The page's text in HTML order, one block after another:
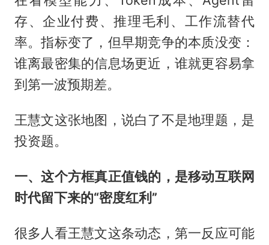
存、企业付费、推理毛利、工作流替代
率。指标变了，但早期竞争的本质没变：
谁离最密集的信息场更近，谁就更容易拿
到第一波预期差。
王慧文这张地图，说白了不是地理题，是
投资题。
一、这个方框真正值钱的，是移动互联网
时代留下来的“密度红利”
很多人看王慧文这条动态，第一反应可能